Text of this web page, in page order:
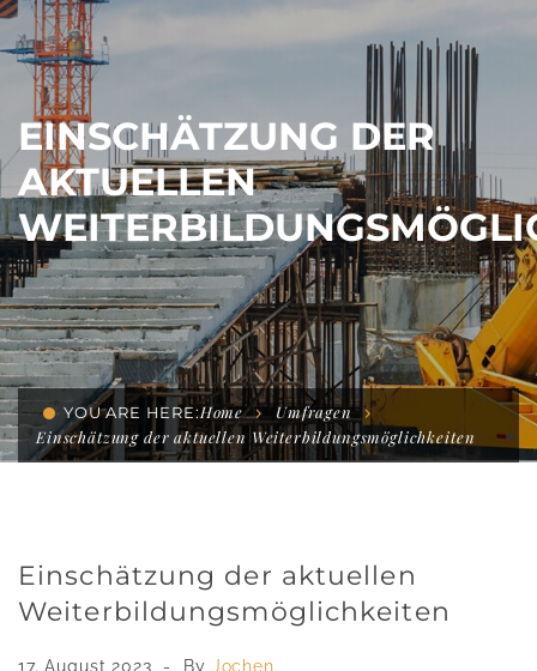
EINSCHÄTZUNG DER
AKTUELLEN
YOU ARE HERE:Home
Umfragen
Einschätzung der aktuellen Weiterbildungsmöglichkeiten
Einschätzung der aktuellen
Weiterbildungsmöglichkeiten
17. August 2023 By Jochen